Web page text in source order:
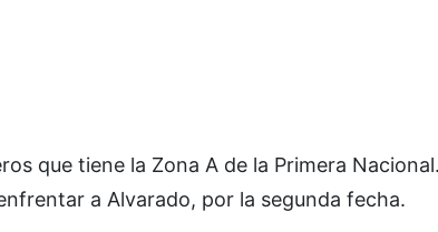
que tiene la Zona A de la Primera
a Alvarado, por la segunda fecha.